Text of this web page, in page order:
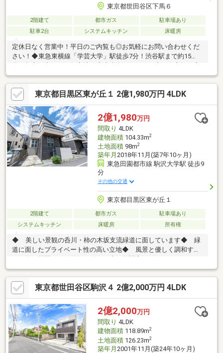
東京都世田谷区下馬６
2階建て 都市ガス
駐車場あり
駐車2台
システムキッチン 床暖房
定休日なく営業中！平日のご内覧も◎お気軽にお問い合わせくだ
さい！◆東急東横線「学芸大学」駅徒歩7分！渋谷駅まで約15
い建物がなく、開放的な雰囲気です。◆2台駐車可能のゆったり
ガレージ。大きな車でも安心。来客時にも便利ですね。◆ 3LDK
へのリフォーム可能！（別途費用負担有）リフォームプランご相
談ください。◆公園や病院が近く、ファミリーでも安心。・碑文
谷公園徒歩6分（350m）・東京医療センタータクシー約8分バス約
14分購入・売却・リフォームから住宅ローンのことまで。専門部
署のあるウィルで手厚くサポート。
東京都目黒区東が丘１ 2億1,980万円 4LDK
2億1,980万円
間取り 4LDK
建物面積104.33m2
土地面積98m2
築年月 2018年11月(築7年10ヶ月)
東急田園都市線 駒沢大学駅 徒歩9
分
その他の交通
東京都目黒区東が丘１
2階建て 都市ガス
駐車場あり
システムキッチン
床暖房 所有権
◆ 美しい景観の呑川・柿の木坂支流緑道に面しています◆ 緑
道に面したプライベート性の高い立地◆ 風景と優しく調和す
門扉が邸宅感を演出◆ リビングの高天井やテラス、ロフトで開
放感溢れる空間設計◆ 2018年11月築□ 建物面積104.33m2／
4LDKのゆとりの空間□ LD床暖房で冬もあたたか□ 1620サイズ
のゆったりバス□ システムカウンターキッチン□ 2026年5月新
規内装リフォーム完成済お問い合わせお待ちしております♪
東京都世田谷区駒沢４ 2億2,000万円 4LDK
2億2,000万円
間取り 4LDK
建物面積118.89m2
土地面積126.23m2
築年月 2001年11月(築24年10ヶ月)